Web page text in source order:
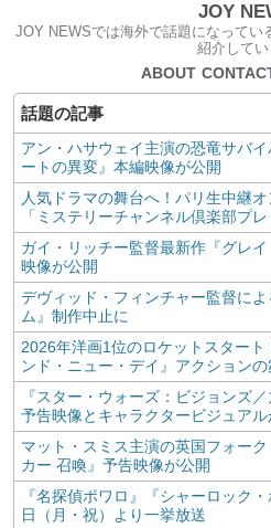
JOY
JOY NEWSでは海外で話題になってい
紹介してい
コ
ABOUT
アン・ハサウェイ主演の恐竜サバ
ートの異変』本編映像が公開
人気ドラマの舞台へ！パリ生中継
「ミステリーチャンネル倶楽部プレ
ガイ・リッチー監督最新作『グレ
映像が公開
デヴィッド・フィンチャー監督に
ム』制作中止に
2026年洋画1位のロケットスター
ンド・ニュー・デイ』アクション
『スター・ウォーズ：ビジョンズ
予告映像とキャラクタービジュアル
マット・スミス主演の英国フォー
カー 召喚』予告映像が公開
『名探偵ポワロ』『シャーロック
日（月・祝）より一挙放送